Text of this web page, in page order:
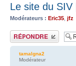
Le site du SIV
Modérateurs : Eric35 jfz
Publier une réponse
tamalgna2
Modérateur